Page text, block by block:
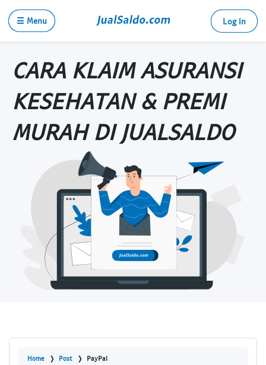
☰ Menu Log in
CARA KLAIM ASURANSI
KESEHATAN & PREMI
MURAH DI JUALSALDO
Home Post PayPal